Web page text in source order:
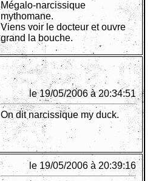
Mégalo-narcissique
mythomane.
Viens voir le docteur et ouvre
grand la bouche.
le 19/05/2006 à 20:34:51
On dit narcissique my duck.
le 19/05/2006 à 20:39:16